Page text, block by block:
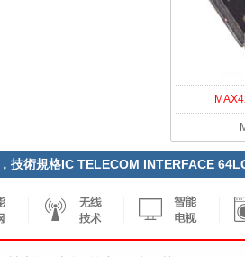
技術規格IC TELECOM INTERFACE